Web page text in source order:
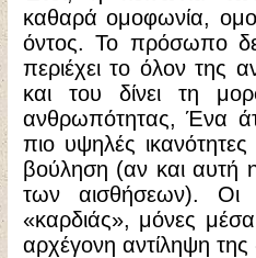
καθαρά ομοφωνία,
όντος. Το πρόσωπο
περιέχει το όλον της
και του δίνει τη
ανθρωπότητας, Ένα
πιο υψηλές
βούληση (αν και αυτή
των αισθήσεων). Οι
«καρδιάς», μόνες
αρχέγονη αντίληψη